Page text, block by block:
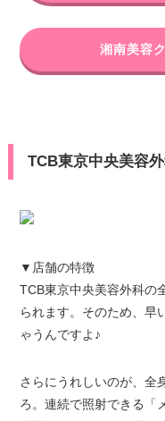
湘南美容
TCB東京中央美容
▼店舗の特徴
TCB東京中央美容外科の
られます。そのため、早
ゃうんですよ♪
さらにうれしいのが、全
ろ。連続で照射できる「